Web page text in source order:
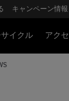
キャンペーン情報
イクル アク